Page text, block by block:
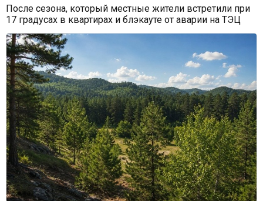
После сезона, который местные жители встретили при
17 градусах в квартирах и блэкауте от аварии на ТЭЦ